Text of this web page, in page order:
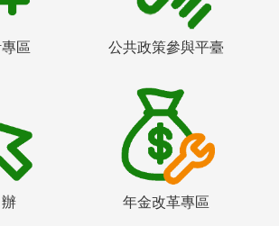
區 公共政策參與平臺
年金改革專區